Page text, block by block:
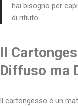
hai bisogno per
di rifiuto.
Il
Diffuso ma
Il cartongesso è un